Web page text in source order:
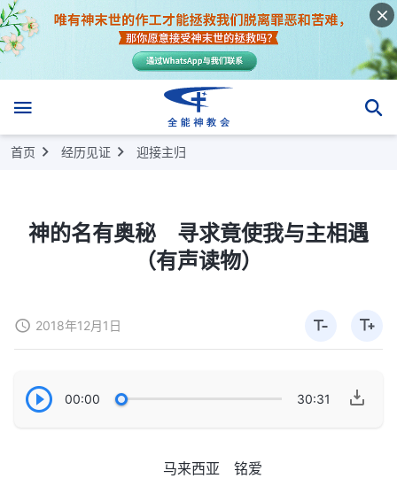
首页 经历见证 迎接主归
神的名有奥秘 寻求竟使我与主相遇
（有声读物）
2018年12月1日
00:00 30:31
马来西亚 铭爱